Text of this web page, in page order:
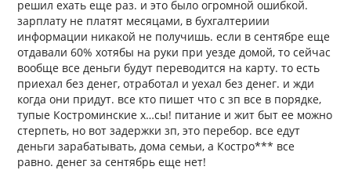
решил ехать еще раз. и это было огромной ошибкой.
зарплату не платят месяцами, в бухгалтериии
информации никакой не получишь. если в сентябре еще
отдавали 60% хотябы на руки при уезде домой, то сейчас
вообще все деньги будут переводится на карту. то есть
приехал без денег, отработал и уехал без денег. и жди
когда они придут. все кто пишет что с зп все в порядке,
тупые Костроминские х…сы! питание и жит быт ее можно
стерпеть, но вот задержки зп, это перебор. все едут
деньги зарабатывать, дома семьи, а Костро*** все
равно. денег за сентябрь еще нет!